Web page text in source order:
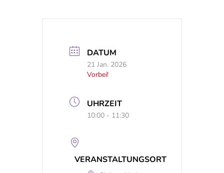
DATUM
21 Jan. 2026
Vorbei!
UHRZEIT
10:00 - 11:30
VERANSTALTUNGSORT